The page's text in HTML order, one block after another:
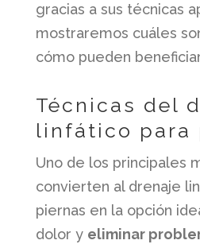
gracias a sus técnicas
mostraremos cuáles
cómo pueden
Técnicas del
linfático para
Uno de los principales
convierten al drenaje
piernas en la opción
dolor y eliminar